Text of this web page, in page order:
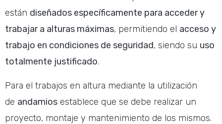
están diseñados específicamente para acceder y
trabajar a alturas máximas, permitiendo el acceso y
trabajo en condiciones de seguridad, siendo su uso
totalmente justificado.
Para el trabajos en altura mediante la utilización
de andamios establece que se debe realizar un
proyecto, montaje y mantenimiento de los mismos.